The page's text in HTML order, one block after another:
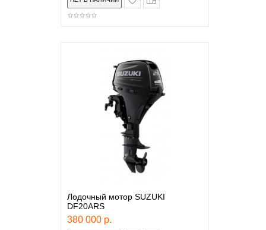
Лодочный мотор SUZUKI
DF20ARS
380 000 р.